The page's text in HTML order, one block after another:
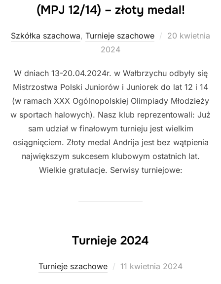
(MPJ 12/14) – złoty medal!
Szkółka szachowa, Turnieje szachowe
Posted
20 kwietnia
2024
W dniach 13-20.04.2024r. w Wałbrzychu odbyły się
Mistrzostwa Polski Juniorów i Juniorek do lat 12 i 14
(w ramach XXX Ogólnopolskiej Olimpiady Młodzieży
w sportach halowych). Nasz klub reprezentowali: Już
sam udział w finałowym turnieju jest wielkim
osiągnięciem. Złoty medal Andrija jest bez wątpienia
największym sukcesem klubowym ostatnich lat.
Wielkie gratulacje. Serwisy turniejowe:
Turnieje 2024
Turnieje szachowe
Posted
11 kwietnia 2024